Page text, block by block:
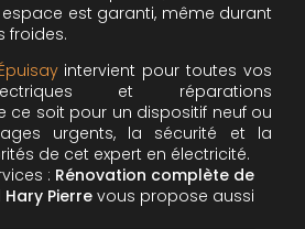
est garanti, même durant
froides.
intervient pour toutes vos
et réparations
ce soit pour un dispositif neuf ou
urgents, la sécurité et la
de cet expert en électricité.
: Rénovation complète de
Pierre vous propose aussi